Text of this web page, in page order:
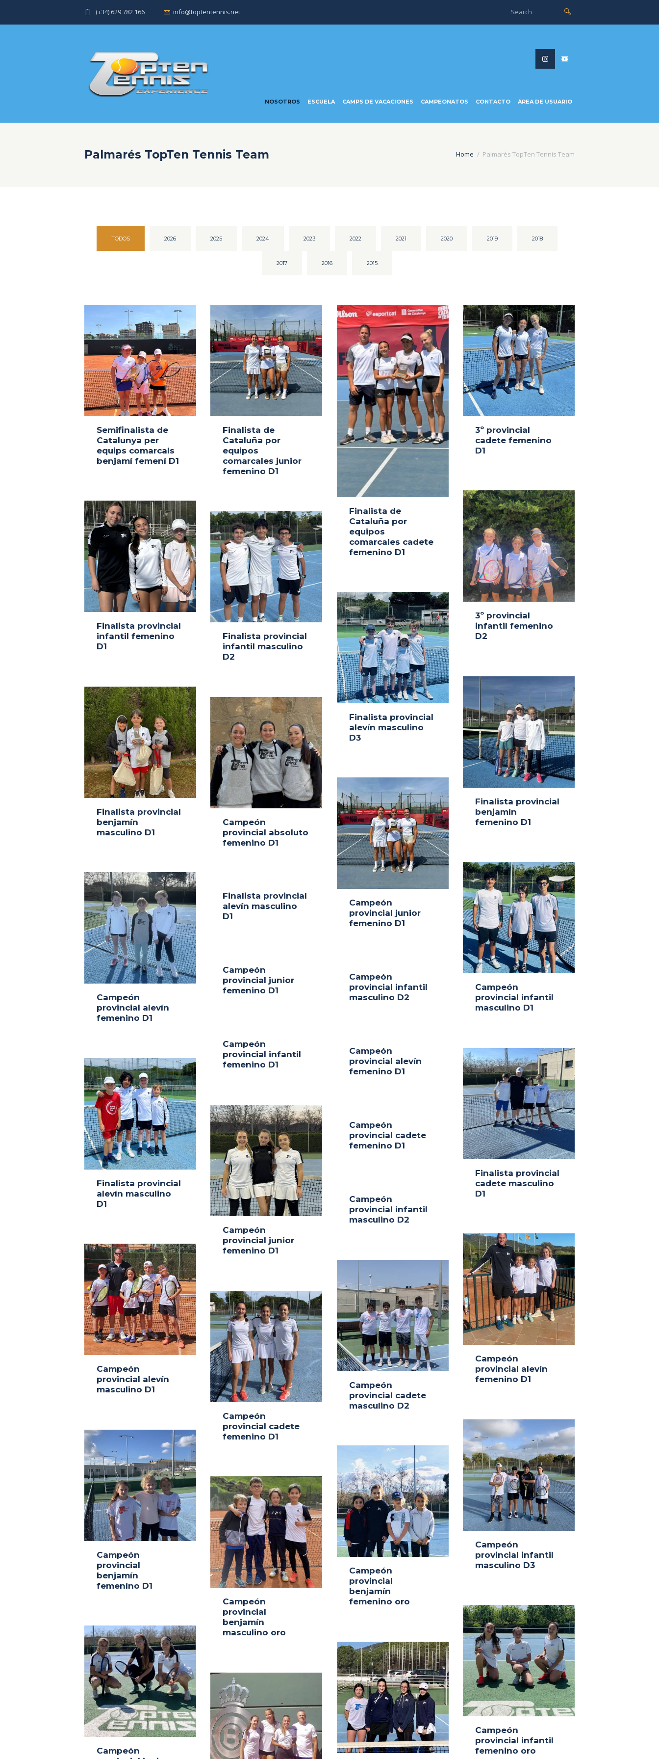
(+34) 629 782 166 info@toptentennis.net
NOSOTROS ESCUELA CAMPS DE VACACIONES CAMPEONATOS CONTACTO ÁREA DE USUARIO
Palmarés TopTen Tennis Team Home Palmarés TopTen Tennis Team
TODOS 2026 2025 2024 2023 2022 2021 2020 2019 2018
2017 2016 2015
Semifinalista de
Catalunya per
equips comarcals
benjamí femení D1
Finalista de
Cataluña por
equipos
comarcales junior
femenino D1
Finalista de
Cataluña por
equipos
comarcales cadete
femenino D1
3º provincial
cadete femenino
D1
3º provincial
infantil femenino
D2
Finalista provincial
infantil femenino
D1
Finalista provincial
infantil masculino
D2
Finalista provincial
alevín masculino
D3
Finalista provincial
benjamín
femenino D1
Finalista provincial
benjamín
masculino D1
Campeón
provincial absoluto
femenino D1
Campeón
provincial junior
femenino D1
Campeón
provincial infantil
masculino D1
Campeón
provincial alevín
femenino D1
Finalista provincial
alevín masculino
D1
Campeón
provincial junior
femenino D1
Campeón
provincial infantil
masculino D2
Campeón
provincial infantil
femenino D1
Campeón
provincial alevín
femenino D1
Finalista provincial
cadete masculino
D1
Finalista provincial
alevín masculino
D1
Campeón
provincial junior
femenino D1
Campeón
provincial cadete
femenino D1
Campeón
provincial infantil
masculino D2
Campeón
provincial alevín
femenino D1
Campeón
provincial alevín
masculino D1
Campeón
provincial cadete
masculino D2
Campeón
provincial cadete
femenino D1
Campeón
provincial infantil
masculino D3
Campeón
provincial
benjamín
femeníno D1
Campeón
provincial
benjamín
femenino oro
Campeón
provincial
benjamín
masculino oro
Campeón
provincial infantil
femenino oro
Campeón